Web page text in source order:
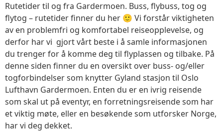
Rutetider til og fra Gardermoen. Buss, flybuss, tog og
flytog – rutetider finner du her 🙂 Vi forstår viktigheten
av en problemfri og komfortabel reiseopplevelse, og
derfor har vi gjort vårt beste i å samle informasjonen
du trenger for å komme deg til flyplassen og tilbake. På
denne siden finner du en oversikt over buss- og/eller
togforbindelser som knytter Gyland stasjon til Oslo
Lufthavn Gardermoen. Enten du er en ivrig reisende
som skal ut på eventyr, en forretningsreisende som har
et viktig møte, eller en besøkende som utforsker Norge,
har vi deg dekket.